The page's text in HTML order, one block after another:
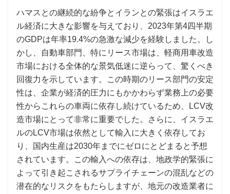
ハマスとの継続的な紛争とイランとの緊張はイスラエ
ル経済に大きな影響を与えており、2023年第4四半期
のGDPは年率19.4%の急激な減少を経験しました。し
かし、自動車部門、特にリース市場は、軽商用車改造
市場における全体的な景気低迷に逆らって、驚くべき
回復力を示しています。この時期のリース部門の安定
性は、企業が経済的圧力にもかかわらず業務上の必要
性からこれらの車両に依存し続けているため、LCV改
造市場にとって非常に重要でした。さらに、イスラエ
ルのLCV市場は依然として輸入に大きく依存してお
り、国内生産は2030年までにゼロにとどまると予想
されています。この輸入への依存は、地政学的緊張に
よって引き起こされるサプライチェーンの混乱などの
潜在的なリスクをもたらしますが、地元の改造業者に